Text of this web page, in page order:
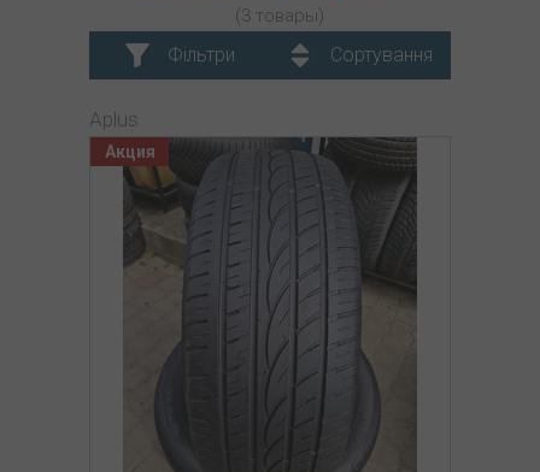
(3 товары)
Фільтри Сортування
Aplus
Акция